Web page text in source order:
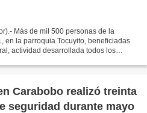
Más de mil 500 personas de la
en la parroquia Tocuyito, beneficiadas
actividad desarrollada todos los
Carabobo realizó treinta
seguridad durante mayo